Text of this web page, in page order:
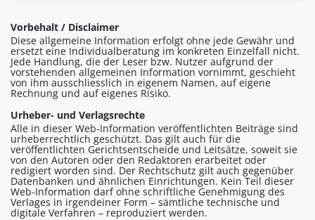
Vorbehalt / Disclaimer
Diese allgemeine Information erfolgt ohne jede Gewähr und
ersetzt eine Individualberatung im konkreten Einzelfall nicht.
Jede Handlung, die der Leser bzw. Nutzer aufgrund der
vorstehenden allgemeinen Information vornimmt, geschieht
von ihm ausschliesslich in eigenem Namen, auf eigene
Rechnung und auf eigenes Risiko.
Urheber- und Verlagsrechte
Alle in dieser Web-Information veröffentlichten Beiträge sind
urheberrechtlich geschützt. Das gilt auch für die
veröffentlichten Gerichtsentscheide und Leitsätze, soweit sie
von den Autoren oder den Redaktoren erarbeitet oder
redigiert worden sind. Der Rechtschutz gilt auch gegenüber
Datenbanken und ähnlichen Einrichtungen. Kein Teil dieser
Web-Information darf ohne schriftliche Genehmigung des
Verlages in irgendeiner Form – sämtliche technische und
digitale Verfahren – reproduziert werden.